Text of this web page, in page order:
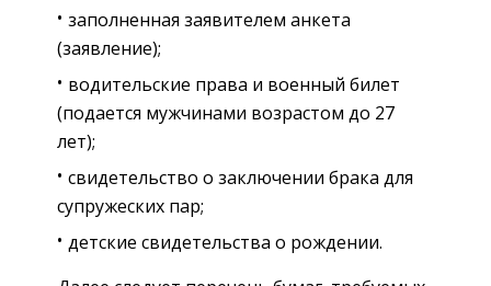
заполненная заявителем анкета
(заявление);
водительские права и военный билет
(подается мужчинами возрастом до 27
лет);
свидетельство о заключении брака для
супружеских пар;
детские свидетельства о рождении.